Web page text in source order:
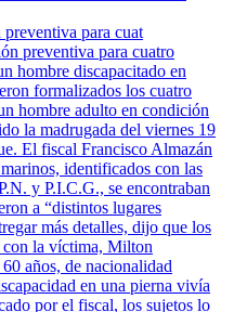
para cuat